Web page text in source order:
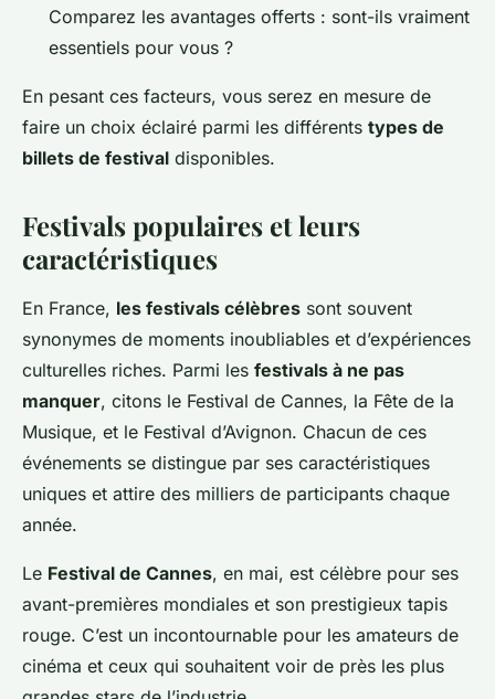
Comparez les avantages offerts : sont-ils vraiment
essentiels pour vous ?
En pesant ces facteurs, vous serez en mesure de
faire un choix éclairé parmi les différents types de
billets de festival disponibles.
Festivals populaires et leurs
caractéristiques
En France, les festivals célèbres sont souvent
synonymes de moments inoubliables et d’expériences
culturelles riches. Parmi les festivals à ne pas
manquer, citons le Festival de Cannes, la Fête de la
Musique, et le Festival d’Avignon. Chacun de ces
événements se distingue par ses caractéristiques
uniques et attire des milliers de participants chaque
année.
Le Festival de Cannes, en mai, est célèbre pour ses
avant-premières mondiales et son prestigieux tapis
rouge. C’est un incontournable pour les amateurs de
cinéma et ceux qui souhaitent voir de près les plus